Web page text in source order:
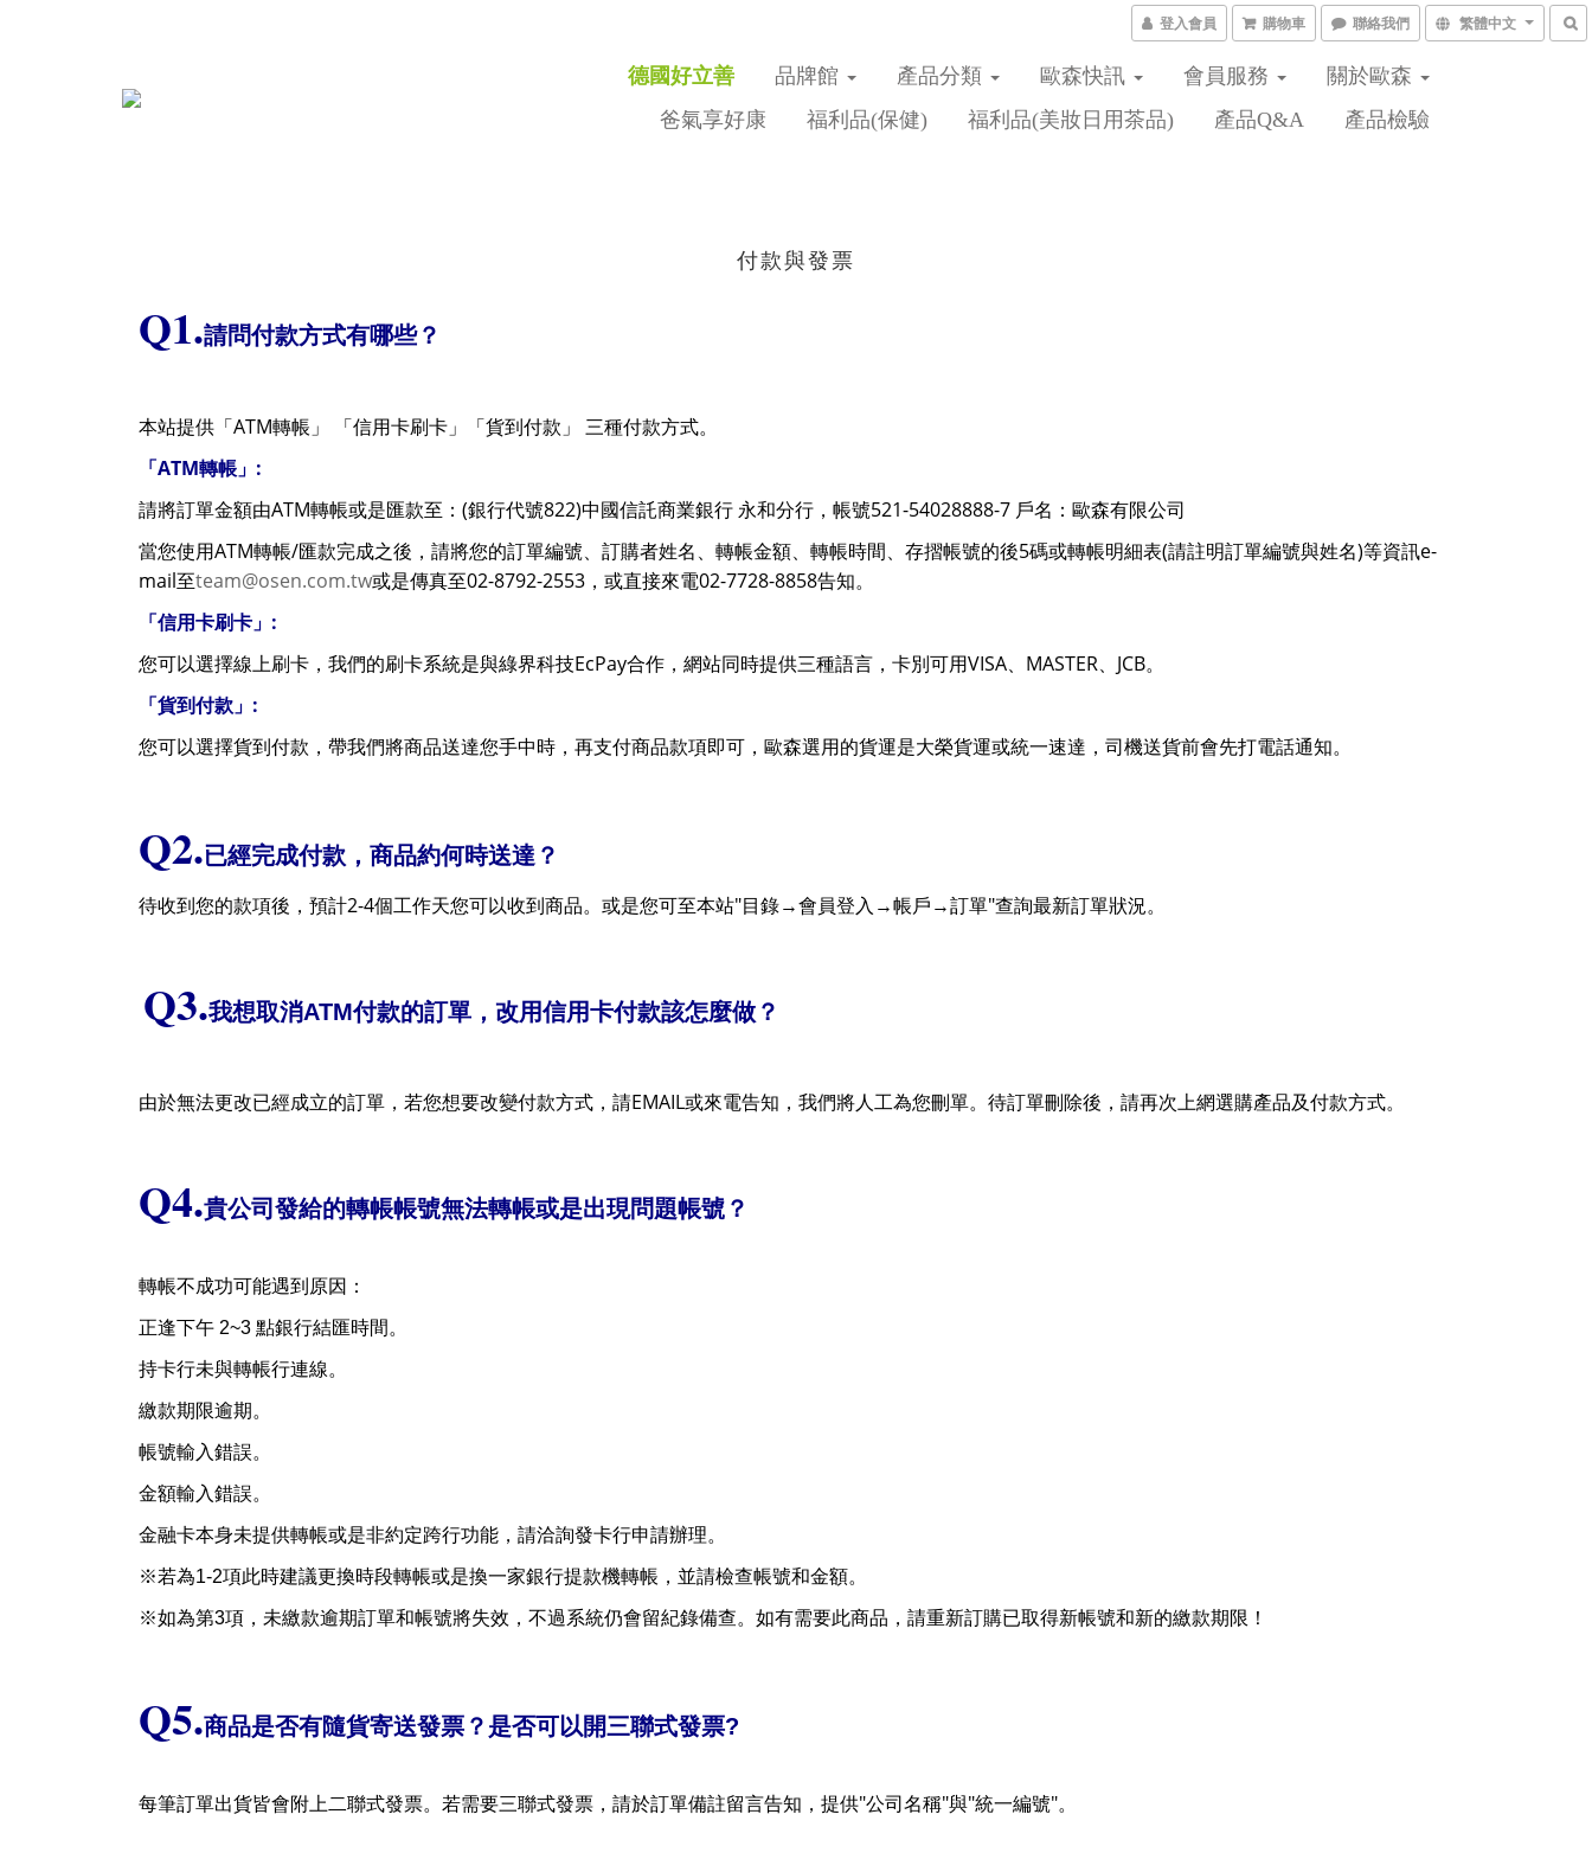
登入會員 購物車 聯絡我們 繁體中文
德國好立善 品牌館 產品分類 歐森快訊 會員服務
關於歐森
爸氣享好康
福利品(保健) 福利品(美妝日用茶品) 產品Q&A 產品檢驗
付款與發票
Q1.請問付款方式有哪些？
本站提供「 ATM轉帳」 「信用卡刷卡」「貨到付款」 三種付款方式。
「 ATM轉帳」 :
請將訂單金額由ATM轉帳或是匯款至： (銀行代號822)中國信託商業銀行 永和分行，帳號521-54028888-7 戶名：歐森有限公司
當您使用ATM轉帳/匯款完成之後，請將您的訂單編號、訂購者姓名、轉帳金額、轉帳時間、存摺帳號的後5碼或轉帳明細表(請註明訂單編號與姓名)等資訊e-
mail至team@osen.com.tw或是傳真至02-8792-2553 ，或直接來電02-7728-8858告知。
「信用卡刷卡」 :
您可以選擇線上刷卡 ，我們的刷卡系統是與綠界科技EcPay合作，網站同時提供三種語言，卡別可用VISA MASTER JCB。
「貨到付款」 :
您可以選擇貨到付款，帶我們將商品送達您手中時，再支付商品款項即可，歐森選用的貨運是大榮貨運或統一速達 ，司機送貨前會先打電話通知。
Q2.已經完成付款，商品約何時送達？
待收到您的款項後，預計2-4個工作天您可以收到商品。或是您可至本站"目錄→會員登入 →帳戶 →訂單"查詢最新訂單狀況。
Q3.我想取消ATM付款的訂單，改用信用卡付款該怎麼做？
由於無法更改已經成立的訂單，若您想要改變付款方式，請EMAIL或來電告知，我們將人工為您刪單。待訂單刪除後，請再次上網選購產品及付款方式。
Q4.貴公司發給的轉帳帳號無法轉帳或是出現問題帳號？
轉帳不成功可能遇到原因：
正逢下午 2~3 點銀行結匯時間。
持卡行未與轉帳行連線。
繳款期限逾期。
帳號輸入錯誤。
金額輸入錯誤。
金融卡本身未提供轉帳或是非約定跨行功能，請洽詢發卡行申請辦理。
※若為1-2項此時建議更換時段轉帳或是換一家銀行提款機轉帳，並請檢查帳號和金額。
※如為第3項，未繳款逾期訂單和帳號將失效，不過系統仍會留紀錄備查。如有需要此商品，請重新訂購已取得新帳號和新的繳款期限！
Q5.商品是否有隨貨寄送發票？是否可以開三聯式發票?
每筆訂單出貨皆會附上二聯式發票。若需要三聯式發票，請於訂單備註留言告知，提供"公司名稱"與"統一編號"。